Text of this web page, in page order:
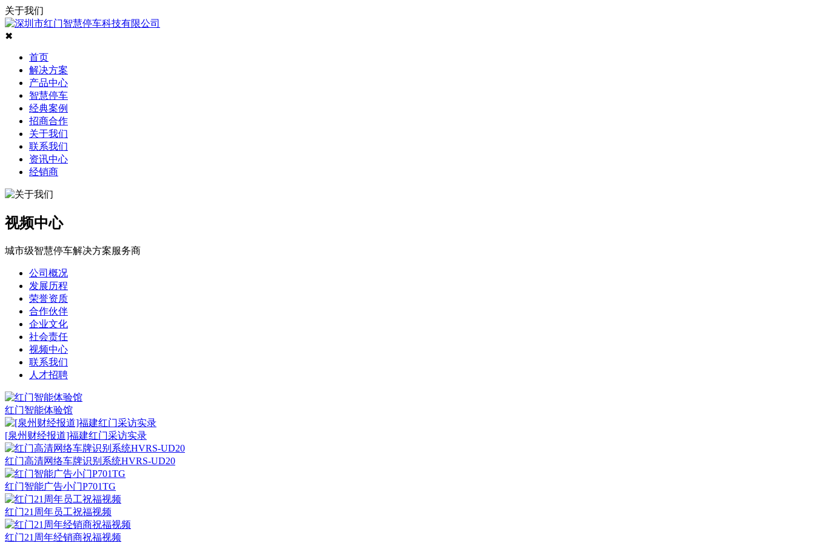
关于我们
✖
首页
解决方案
产品中心
智慧停车
经典案例
招商合作
关于我们
联系我们
资讯中心
经销商
视频中心
城市级智慧停车解决方案服务商
公司概况
发展历程
荣誉资质
合作伙伴
企业文化
社会责任
视频中心
联系我们
人才招聘
红门智能体验馆
[泉州财经报道]福建红门采访实录
红门高清网络车牌识别系统HVRS-UD20
红门智能广告小门P701TG
红门21周年员工祝福视频
红门21周年经销商祝福视频